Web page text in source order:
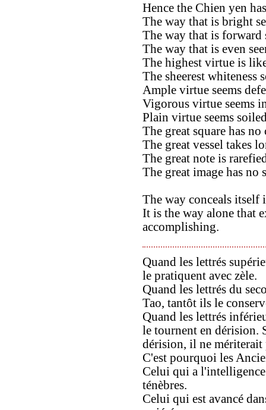
Hence the Chien yen
The way that is bright
The way that is forward
The way that is even
The highest virtue is
The sheerest whiteness
Ample virtue seems
Vigorous virtue seems
Plain virtue seems
The great square has no
The great vessel takes
The great note is
The great image has no
The way conceals itself
It is the way alone that
accomplishing.
Quand les lettrés
le pratiquent avec zèle.
Quand les lettrés du
Tao, tantôt ils le
Quand les lettrés
le tournent en dérision.
dérision, il ne mériterait
C'est pourquoi les
Celui qui a
ténèbres.
Celui qui est avancé